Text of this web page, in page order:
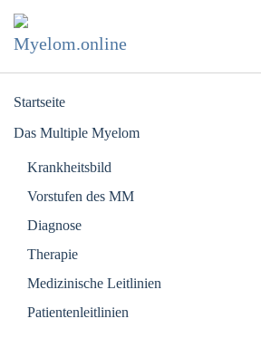
Zum Hauptinhalt springen
Startseite
Das Multiple Myelom
Krankheitsbild
Vorstufen des MM
Diagnose
Therapie
Medizinische Leitlinien
Patientenleitlinien